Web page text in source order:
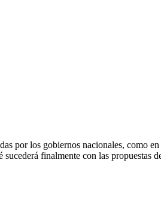
por los gobiernos nacionales, como
finalmente con las propuestas